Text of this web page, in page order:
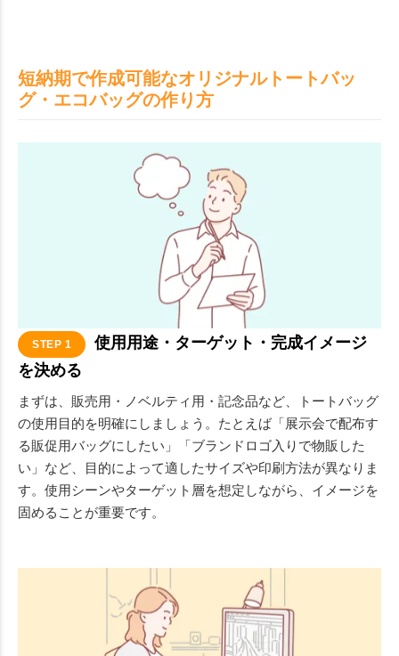
短納期で作成可能なオリジナルトートバッ
グ・エコバッグの作り方
STEP 1
使用用途・ターゲット・完成イメージ
を決める
まずは、販売用・ノベルティ用・記念品など、トートバッグ
の使用目的を明確にしましょう。たとえば「展示会で配布す
る販促用バッグにしたい」「ブランドロゴ入りで物販した
い」など、目的によって適したサイズや印刷方法が異なりま
す。使用シーンやターゲット層を想定しながら、イメージを
固めることが重要です。